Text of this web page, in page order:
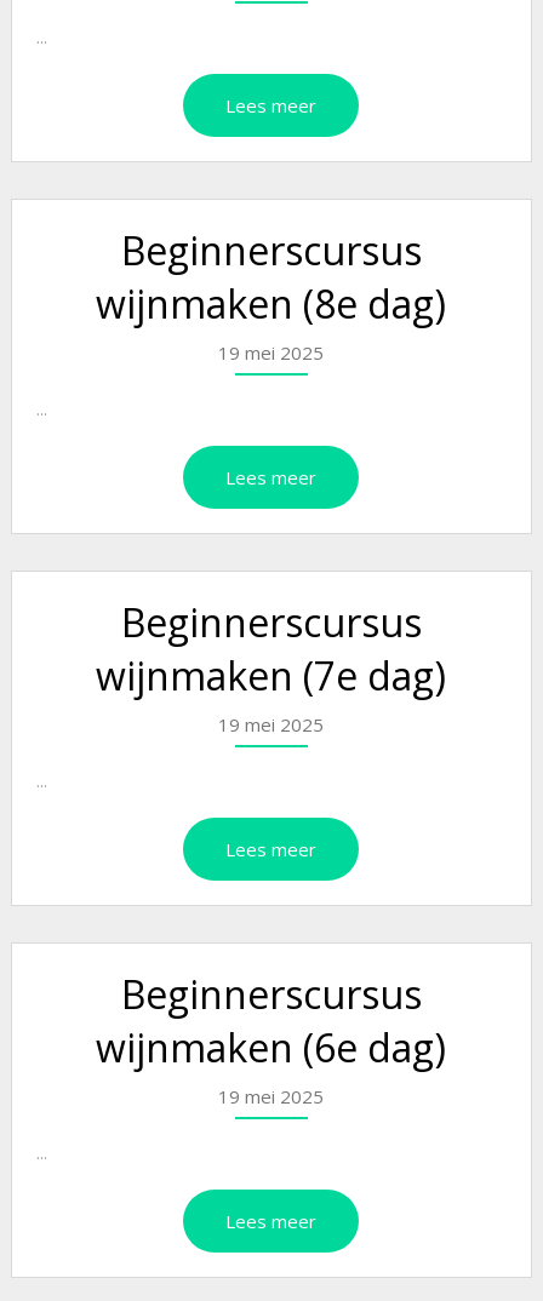
...
Lees meer
Beginnerscursus
wijnmaken (8e dag)
19 mei 2025
...
Lees meer
Beginnerscursus
wijnmaken (7e dag)
19 mei 2025
...
Lees meer
Beginnerscursus
wijnmaken (6e dag)
19 mei 2025
...
Lees meer